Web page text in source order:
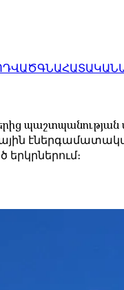
ԳՆԱՀԱՏԱԿԱՆ
պաշտպանության
երկրներում։